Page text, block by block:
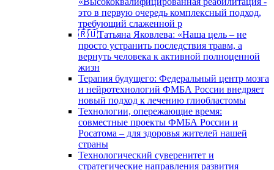
это в первую очередь комплексный подход,
требующий слаженной р
🇷🇺Татьяна Яковлева: «Наша цель – не
просто устранить последствия травм, а
вернуть человека к активной полноценной
жизн
Терапия будущего: Федеральный центр мозга
и нейротехнологий ФМБА России внедряет
новый подход к лечению глиобластомы
Технологии, опережающие время:
совместные проекты ФМБА России и
Росатома – для здоровья жителей нашей
страны
Технологический суверенитет и
стратегические направления развития